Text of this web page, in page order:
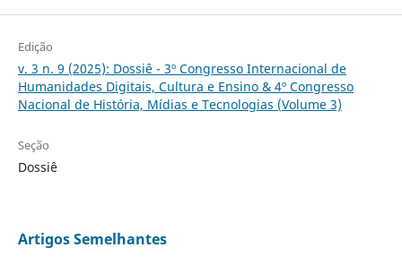
Edição
v. 3 n. 9 (2025): Dossiê - 3º Congresso Internacional de
Humanidades Digitais, Cultura e Ensino & 4º Congresso
Nacional de História, Mídias e Tecnologias (Volume 3)
Seção
Dossiê
Artigos Semelhantes